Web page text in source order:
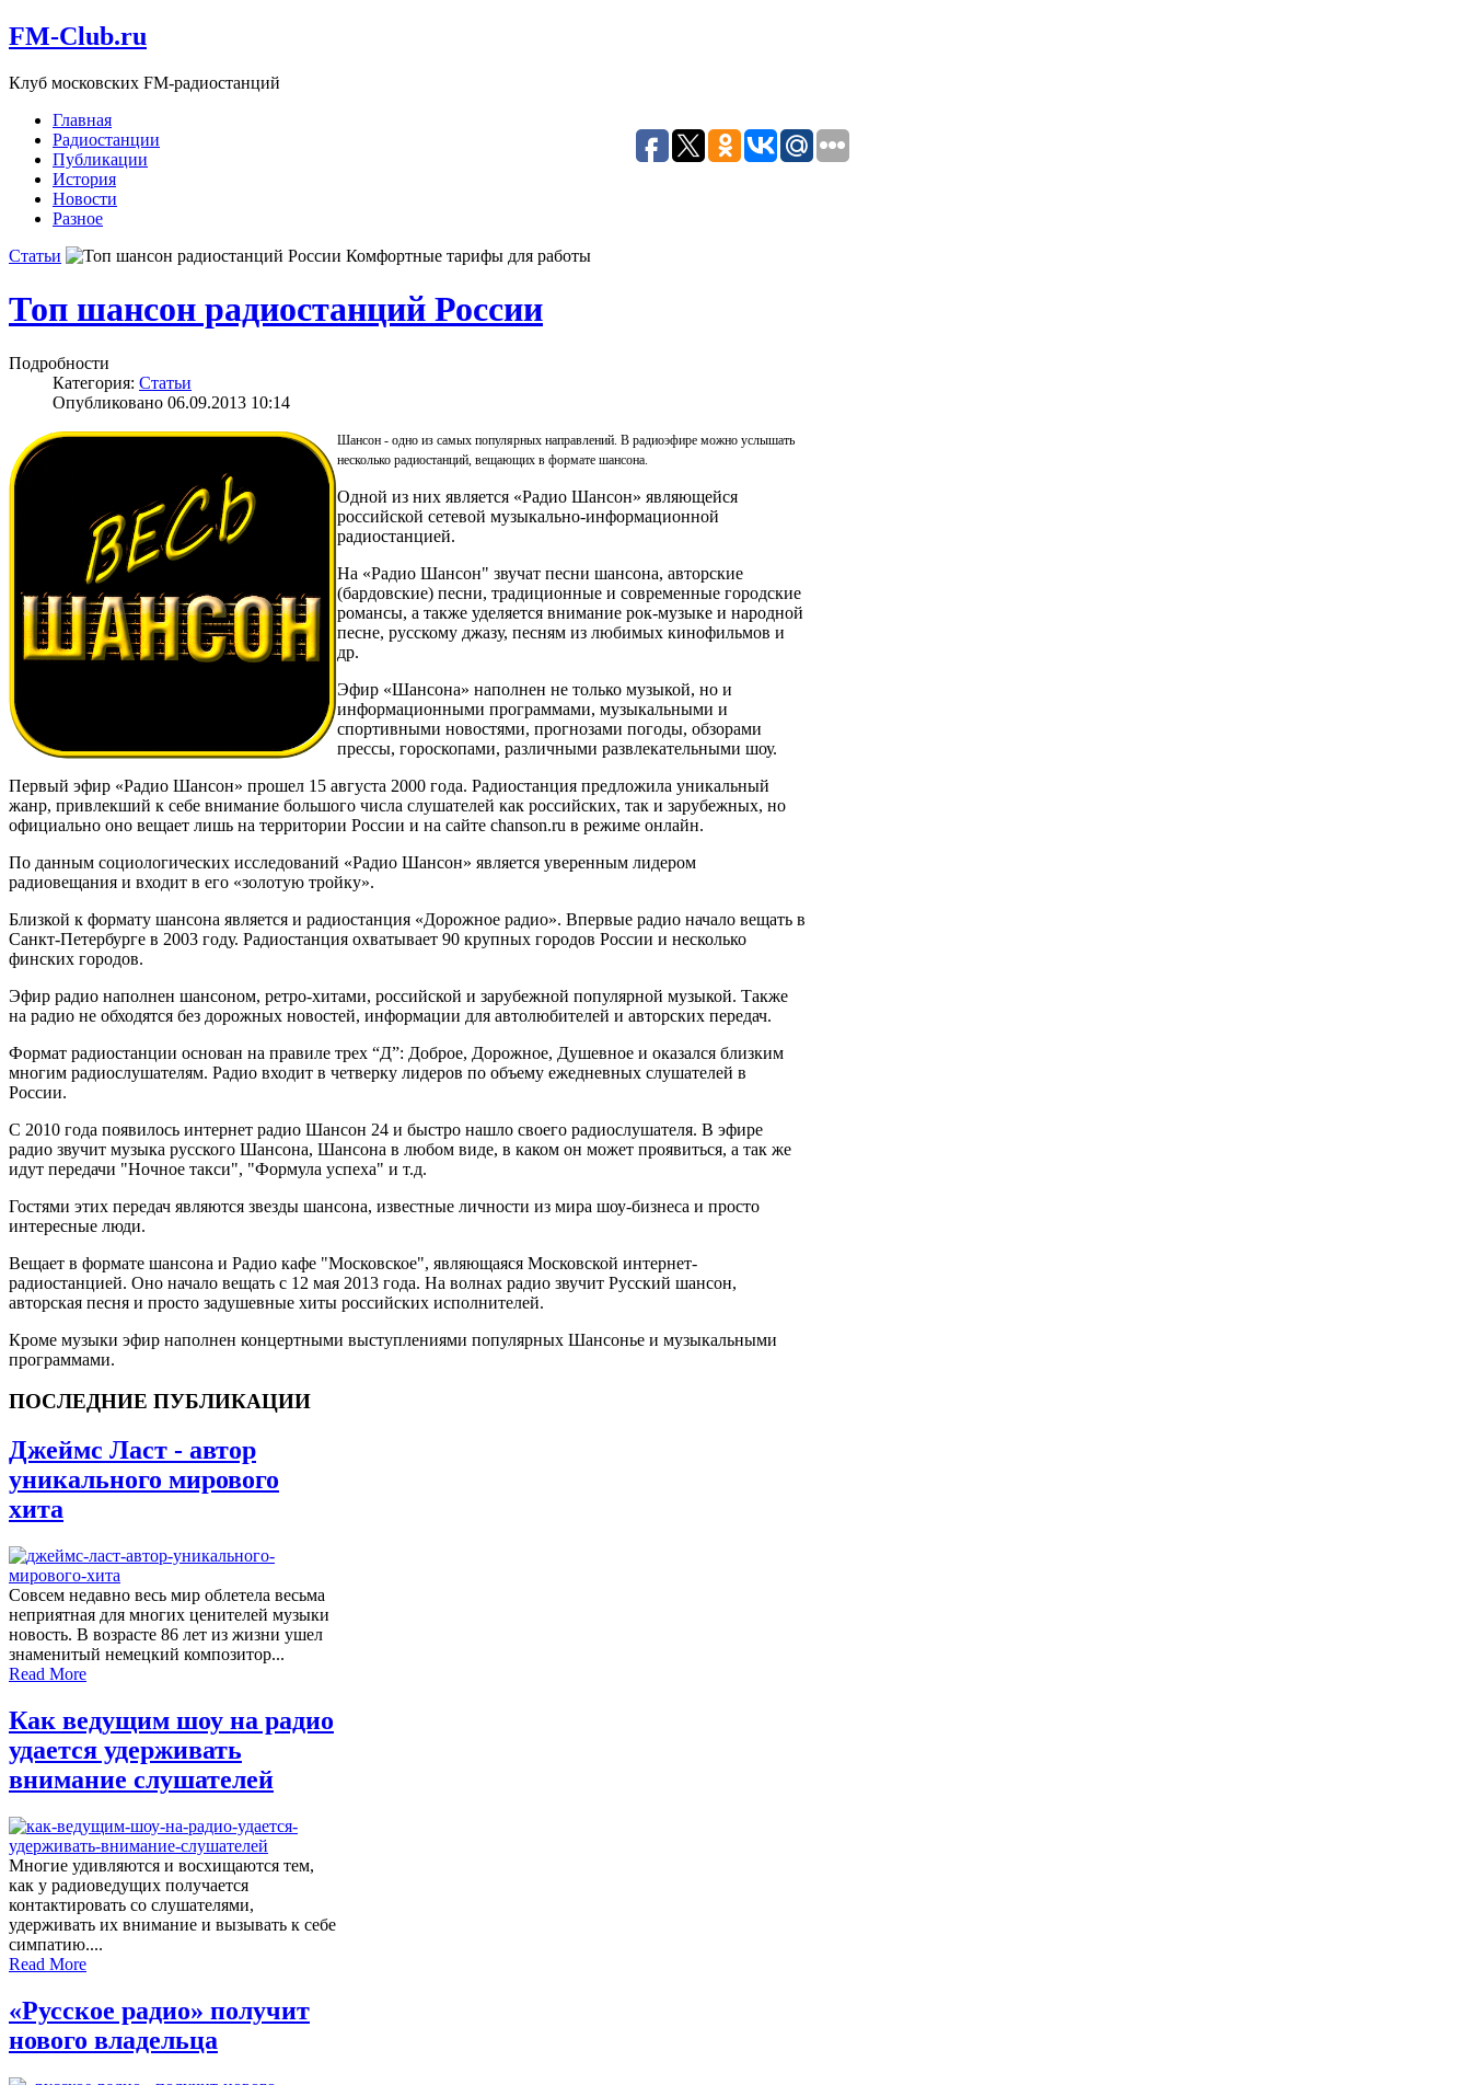
FM-Club.ru
Клуб московских FM-радиостанций
Главная
Радиостанции
Публикации
История
Новости
Разное
Статьи
Комфортные тарифы для работы
Топ шансон радиостанций России
Подробности
Категория: Статьи
Опубликовано 06.09.2013 10:14
Шансон - одно из самых популярных направлений. В радиоэфире можно услышать
несколько радиостанций, вещающих в формате шансона.
Одной из них является «Радио Шансон» являющейся
российской сетевой музыкально-информационной
радиостанцией.
На «Радио Шансон" звучат песни шансона, авторские
(бардовские) песни, традиционные и современные городские
романсы, а также уделяется внимание рок-музыке и народной
песне, русскому джазу, песням из любимых кинофильмов и
др.
Эфир «Шансона» наполнен не только музыкой, но и
информационными программами, музыкальными и
спортивными новостями, прогнозами погоды, обзорами
прессы, гороскопами, различными развлекательными шоу.
Первый эфир «Радио Шансон» прошел 15 августа 2000 года. Радиостанция предложила уникальный
жанр, привлекший к себе внимание большого числа слушателей как российских, так и зарубежных, но
официально оно вещает лишь на территории России и на сайте chanson.ru в режиме онлайн.
По данным социологических исследований «Радио Шансон» является уверенным лидером
радиовещания и входит в его «золотую тройку».
Близкой к формату шансона является и радиостанция «Дорожное радио». Впервые радио начало вещать в
Санкт-Петербурге в 2003 году. Радиостанция охватывает 90 крупных городов России и несколько
финских городов.
Эфир радио наполнен шансоном, ретро-хитами, российской и зарубежной популярной музыкой. Также
на радио не обходятся без дорожных новостей, информации для автолюбителей и авторских передач.
Формат радиостанции основан на правиле трех “Д”: Доброе, Дорожное, Душевное и оказался близким
многим радиослушателям. Радио входит в четверку лидеров по объему ежедневных слушателей в
России.
С 2010 года появилось интернет радио Шансон 24 и быстро нашло своего радиослушателя. В эфире
радио звучит музыка русского Шансона, Шансона в любом виде, в каком он может проявиться, а так же
идут передачи "Ночное такси", "Формула успеха" и т.д.
Гостями этих передач являются звезды шансона, известные личности из мира шоу-бизнеса и просто
интересные люди.
Вещает в формате шансона и Радио кафе "Московское", являющаяся Московской интернет-
радиостанцией. Оно начало вещать с 12 мая 2013 года. На волнах радио звучит Русский шансон,
авторская песня и просто задушевные хиты российских исполнителей.
Кроме музыки эфир наполнен концертными выступлениями популярных Шансонье и музыкальными
программами.
ПОСЛЕДНИЕ ПУБЛИКАЦИИ
Джеймс Ласт - автор
уникального мирового
хита
Совсем недавно весь мир облетела весьма
неприятная для многих ценителей музыки
новость. В возрасте 86 лет из жизни ушел
знаменитый немецкий композитор...
Read More
Как ведущим шоу на радио
удается удерживать
внимание слушателей
Многие удивляются и восхищаются тем,
как у радиоведущих получается
контактировать со слушателями,
удерживать их внимание и вызывать к себе
симпатию....
Read More
«Русское радио» получит
нового владельца